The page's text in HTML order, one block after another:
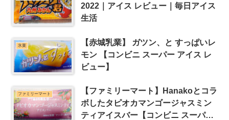
2022｜アイス レビュー｜毎日アイス
生活
氷菓
【赤城乳業】 ガツン、と すっぱいレ
モン 【コンビニ スーパー アイス レ
ビュー】
ファミリーマート
【ファミリーマート】Hanakoとコラ
ボしたタピオカマンゴージャスミン
ティアイスバー【コンビニ スーパー